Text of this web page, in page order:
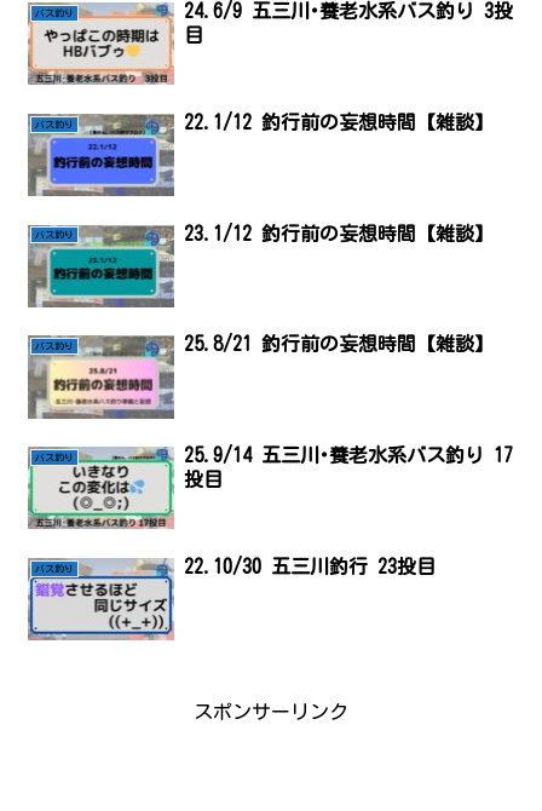
バス釣り
24.6/9 五三川･養老水系バス釣り 3投
目
バス釣り 22.1/12 釣行前の妄想時間【雑談】
バス釣り 23.1/12 釣行前の妄想時間【雑談】
バス釣り 25.8/21 釣行前の妄想時間【雑談】
バス釣り
25.9/14 五三川･養老水系バス釣り 17
投目
バス釣り 22.10/30 五三川釣行 23投目
スポンサーリンク